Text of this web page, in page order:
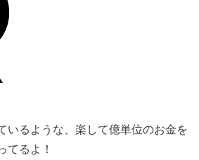
いるような、楽して億単位のお金を
てるよ！